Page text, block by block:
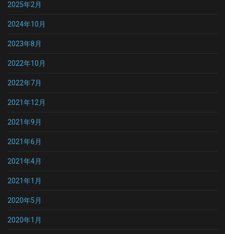
2025年2月
2024年10月
2023年8月
2022年10月
2022年7月
2021年12月
2021年9月
2021年6月
2021年4月
2021年1月
2020年5月
2020年1月